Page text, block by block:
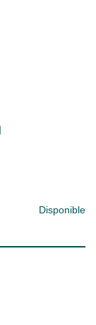
Disponible